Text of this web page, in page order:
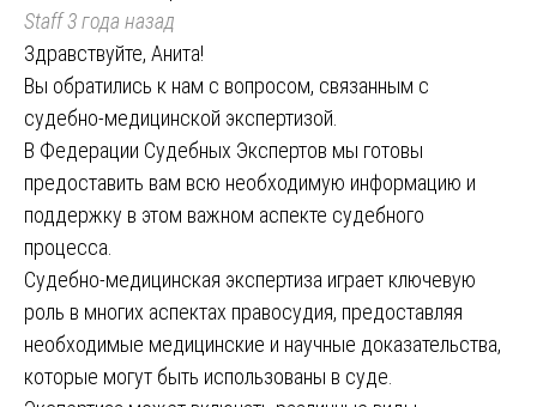
Staff3 года назад
Здравствуйте, Анита!
Вы обратились к нам с вопросом, связанным с
судебно-медицинской экспертизой.
В Федерации Судебных Экспертов мы готовы
предоставить вам всю необходимую информацию и
поддержку в этом важном аспекте судебного
процесса.
Судебно-медицинская экспертиза играет ключевую
роль в многих аспектах правосудия, предоставляя
необходимые медицинские и научные доказательства,
которые могут быть использованы в суде.